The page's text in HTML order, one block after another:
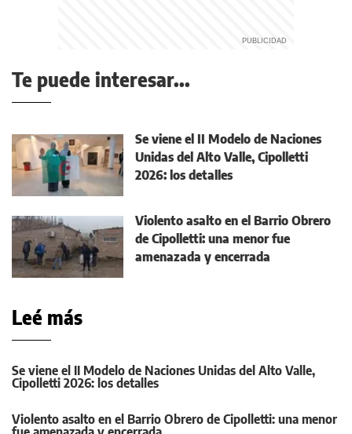
Te puede interesar...
Se viene el II Modelo de Naciones
Unidas del Alto Valle, Cipolletti
2026: los detalles
Violento asalto en el Barrio Obrero
de Cipolletti: una menor fue
amenazada y encerrada
Leé más
Se viene el II Modelo de Naciones Unidas del Alto Valle,
Cipolletti 2026: los detalles
Violento asalto en el Barrio Obrero de Cipolletti: una menor